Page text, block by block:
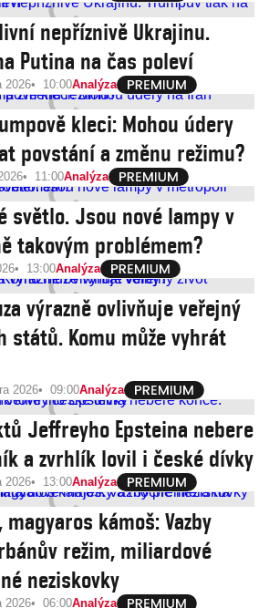
nepříznivě Ukrajinu.
Putina na čas poleví
2026 10:00Analýza
kleci: Mohou údery
povstání a změnu režimu?
11:00Analýza
světlo. Jsou nové lampy v
takovým problémem?
13:00Analýza
výrazně ovlivňuje veřejný
států. Komu může vyhrát
2026 09:00Analýza
Jeffreyho Epsteina nebere
a zvrhlík lovil i české dívky
2026 13:00Analýza
kámoš: Vazby
režim, miliardové
neziskovky
2026 06:00Analýza